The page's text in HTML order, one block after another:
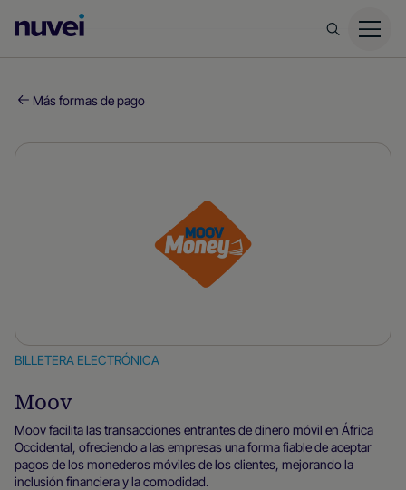
principal
Nuvei
Más formas de pago
BILLETERA ELECTRÓNICA
Moov
Moov facilita las transacciones entrantes de dinero móvil en África
Occidental, ofreciendo a las empresas una forma fiable de aceptar
pagos de los monederos móviles de los clientes, mejorando la
inclusión financiera y la comodidad.